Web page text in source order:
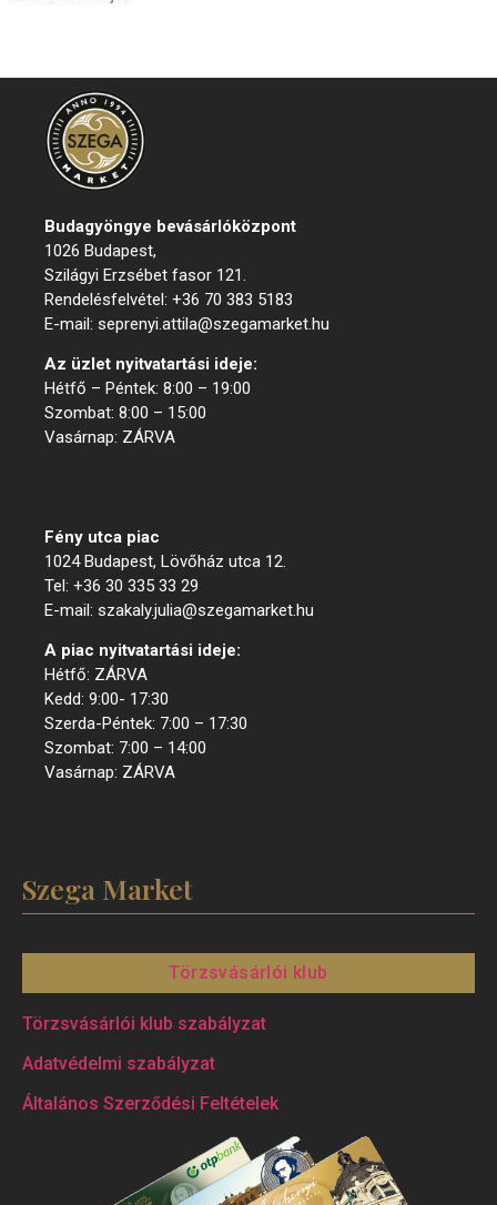
Budagyöngye bevásárlóközpont
1026 Budapest,
Szilágyi Erzsébet fasor 121.
Rendelésfelvétel: +36 70 383 5183
E-mail: seprenyi.attila@szegamarket.hu
Az üzlet nyitvatartási ideje:
Hétfő – Péntek: 8:00 – 19:00
Szombat: 8:00 – 15:00
Vasárnap: ZÁRVA
Fény utca piac
1024 Budapest, Lövőház utca 12.
Tel: +36 30 335 33 29
E-mail: szakaly.julia@szegamarket.hu
A piac nyitvatartási ideje:
Hétfő: ZÁRVA
Kedd: 9:00- 17:30
Szerda-Péntek: 7:00 – 17:30
Szombat: 7:00 – 14:00
Vasárnap: ZÁRVA
Szega Market
Törzsvásárlói klub
Törzsvásárlói klub szabályzat
Adatvédelmi szabályzat
Általános Szerződési Feltételek